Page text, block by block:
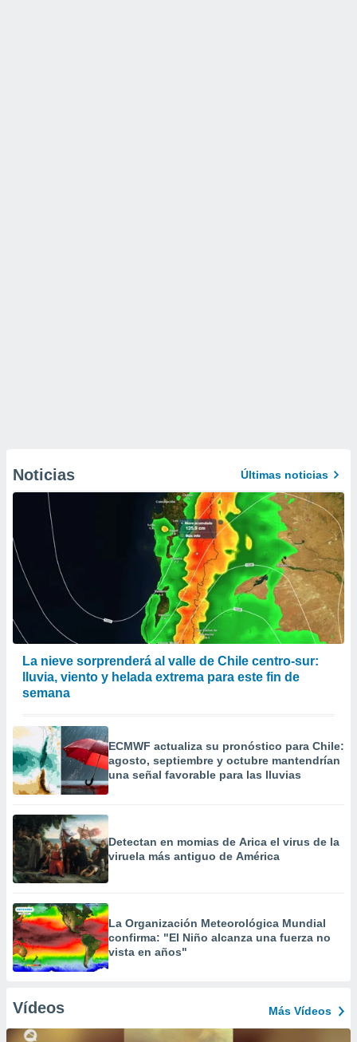
Noticias Últimas noticias
La nieve sorprenderá al valle de Chile centro-sur:
lluvia, viento y helada extrema para este fin de
semana
ECMWF actualiza su pronóstico para Chile:
agosto, septiembre y octubre mantendrían
una señal favorable para las lluvias
Detectan en momias de Arica el virus de la
viruela más antiguo de América
La Organización Meteorológica Mundial
confirma: "El Niño alcanza una fuerza no
vista en años"
Vídeos Más Vídeos